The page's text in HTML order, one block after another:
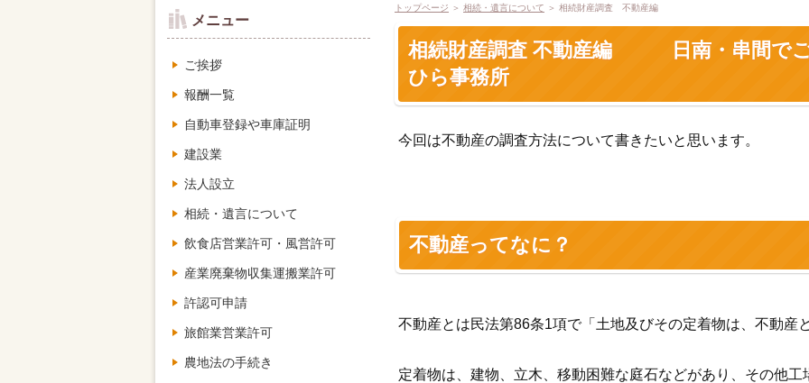
トップページ ＞ 相続・遺言について ＞ 相続財産調査 不動産編
相続財産調査 不動産編 日南・串間でご
ひら事務所
今回は不動産の調査方法について書きたいと思います。
不動産ってなに？
不動産とは民法第86条1項で「土地及びその定着物は、不動産
定着物は、建物、立木、移動困難な庭石などがあり、その他
メニュー
ご挨拶
報酬一覧
自動車登録や車庫証明
建設業
法人設立
相続・遺言について
飲食店営業許可・風営許可
産業廃棄物収集運搬業許可
許認可申請
旅館業営業許可
農地法の手続き